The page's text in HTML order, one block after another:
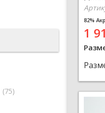
(75)
82%
1